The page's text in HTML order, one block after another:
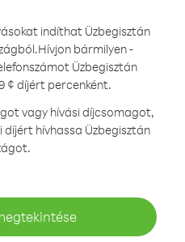
indíthat Üzbegisztán
Hívjon bármilyen -
Üzbegisztán
¢ díjért percenként.
vagy hívási díjcsomagot,
hívhassa Üzbegisztán